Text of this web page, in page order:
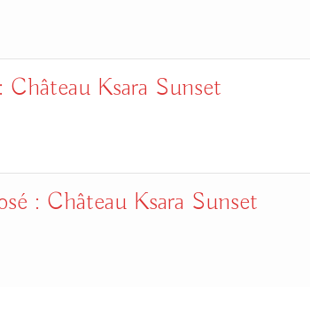
Ksara Sunset
: Château Ksara Sunset